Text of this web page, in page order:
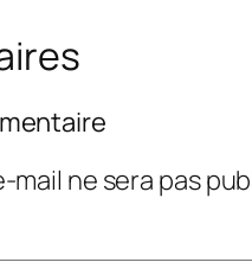
mail ne sera pas